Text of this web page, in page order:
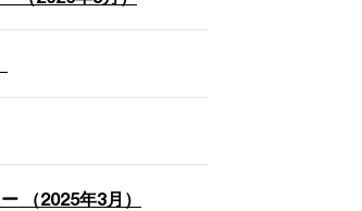
（2025年3月）